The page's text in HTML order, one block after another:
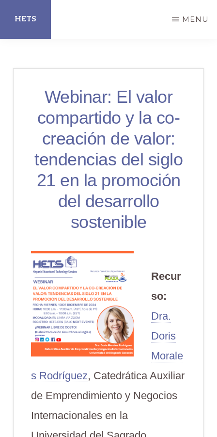
main
HETS MENU
Webinar: El valor
compartido y la co-
creación de valor:
tendencias del siglo
21 en la promoción
del desarrollo
sostenible
Recur
so:
Dra.
Doris
Morale
s Rodríguez, Catedrática Auxiliar
de Emprendimiento y Negocios
Internacionales en la